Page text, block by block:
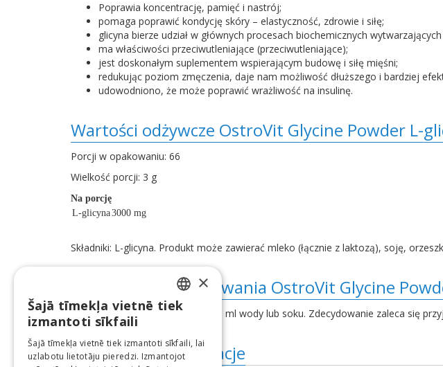
Poprawia koncentrację, pamięć i nastrój;
pomaga poprawić kondycję skóry – elastyczność, zdrowie i siłę;
glicyna bierze udział w głównych procesach biochemicznych
ma właściwości przeciwutleniające (przeciwutleniające);
jest doskonałym suplementem wspierającym budowę i siłę mięśni;
redukując poziom zmęczenia, daje nam możliwość dłuższego i bardziej
udowodniono, że może poprawić wrażliwość na insulinę.
Wartości odżywcze OstroVit Glycine Powder L-
Porcji w opakowaniu: 66
Wielkość porcji: 3 g
Na porcję
L-glicyna3000 mg
Składniki: L-glicyna. Produkt może zawierać mleko (łącznie z laktozą), soję,
Wskazania do stosowania OstroVit Glycine
Dodaj 3 g (3/5 miarki) do 100-150 ml wody lub soku. Zdecydowanie zaleca się
Dodatkowe informacje
LATVIAN
LITHUANIAN
×
Šajā tīmekļa vietnē tiek
izmantoti sīkfaili
Šajā tīmekļa vietnē tiek izmantoti sīkfaili, lai
uzlabotu lietotāju pieredzi. Izmantojot